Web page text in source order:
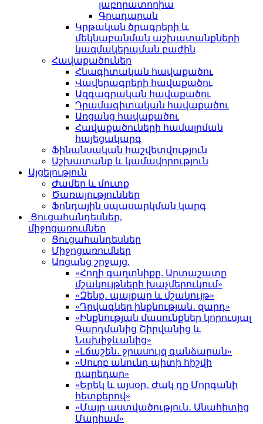
լաբորատորիա
Գրադարան
Կրթական ծրագրերի և
մեկնաբանման աշխատանքների
կազմակերպման բաժին
Հավաքածուներ
Հնագիտական հավաքածու
Վավերագրերի հավաքածու
Ազգագրական հավաքածու
Դրամագիտական հավաքածու
Առցանց հավաքածու
Հավաքածուների համալրման
հայեցակարգ
Ֆինանսական հաշվետվություն
Աշխատանք և կամավորություն
Այցելություն
Ժամեր և մուտք
Ծառայություններ
Ֆոնդային սպասարկման կարգ
Ցուցահանդեսներ,
միջոցառումներ
Ցուցահանդեսներ
Միջոցառումներ
Առցանց շրջայց.
«Հողի գաղտնիքը. Արտաշատը
մշակույթների խաչմերուկում»
«Զենք․ պայքար և մշակույթ»
«Դրվագներ ինքնության․ զարդ»
«Ինքնության մասունքներ կորուսյալ
Գարդմանից Շիրվանից և
Նախիջևանից»
«Լճաշեն․ ջրասույզ գանձարան»
«Սուրբ անունդ պիտի հիշվի
դարեդար»
«Երեկ և այսօր․ Ժակ դը Մորգանի
հետքերով»
«Մայր աստվածություն․ Անահիտից
Մարիամ»